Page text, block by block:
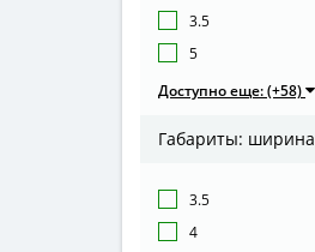
3.5
5
Доступно еще: (+58)
Габариты: ширина
3.5
4